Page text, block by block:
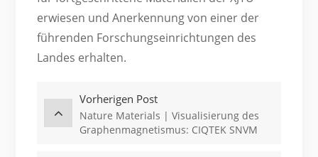
erwiesen und Anerkennung von einer der
führenden Forschungseinrichtungen des
Landes erhalten.
Vorherigen Post
Nature Materials | Visualisierung des
Graphenmagnetismus: CIQTEK SNVM